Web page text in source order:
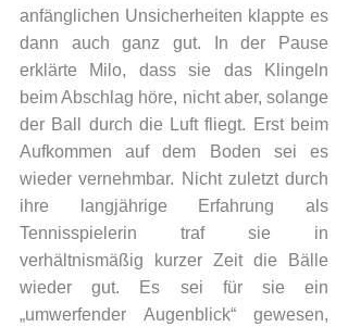
anfänglichen Unsicherheiten klappte es
dann auch ganz gut. In der Pause
erklärte Milo, dass sie das Klingeln
beim Abschlag höre, nicht aber, solange
der Ball durch die Luft fliegt. Erst beim
Aufkommen auf dem Boden sei es
wieder vernehmbar. Nicht zuletzt durch
ihre langjährige Erfahrung als
Tennisspielerin traf sie in
verhältnismäßig kurzer Zeit die Bälle
wieder gut. Es sei für sie ein
„umwerfender Augenblick“ gewesen,